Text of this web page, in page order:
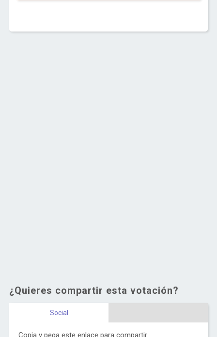
¿Quieres compartir esta votación?
Social
Copia y pega este enlace para compartir